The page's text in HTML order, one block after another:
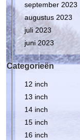
september 2023
augustus 2023
juli 2023
juni 2023
Categorieën
12 inch
13 inch
14 inch
15 inch
16 inch